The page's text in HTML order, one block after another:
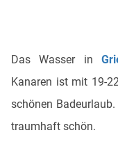
Das Wasser in
Kanaren ist mit 19-
schönen
traumhaft schön.